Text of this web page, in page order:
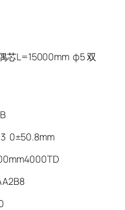
芯L=15000mm φ5 双
0±50.8mm